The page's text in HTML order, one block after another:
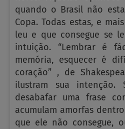
quando o Brasil não
Copa. Todas estas, e
leu e que consegue se
intuição. “Lembrar é
memória, esquecer é
coração” , de
ilustram sua intenção.
desabafar uma frase
acumulam amorfas
que ele não consegue,